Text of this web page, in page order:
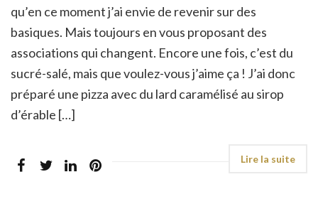
qu’en ce moment j’ai envie de revenir sur des
basiques. Mais toujours en vous proposant des
associations qui changent. Encore une fois, c’est du
sucré-salé, mais que voulez-vous j’aime ça ! J’ai donc
préparé une pizza avec du lard caramélisé au sirop
d’érable […]